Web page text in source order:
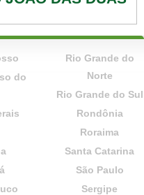
do
Rio Grande do
Norte
Rio Grande do Sul
Rondônia
Roraima
Santa Catarina
São Paulo
Sergipe